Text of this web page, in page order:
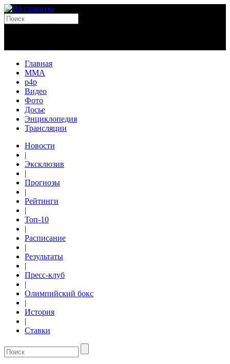
Главная
MMA
p4p
Видео
Фото
Досье
Энциклопедия
Трансляции
Новости
|
Эксклюзив
|
Прогнозы
|
Рейтинги
|
Топ-10
|
Расписание
|
Результаты
|
Пресс-клуб
|
Олимпийский бокс
|
История
|
Ставки